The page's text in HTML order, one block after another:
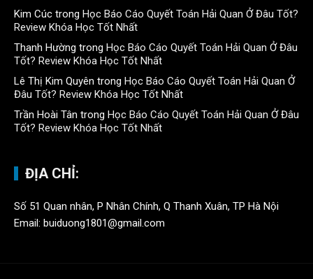
Kim Cúc trong Học Báo Cáo Quyết Toán Hải Quan Ở Đâu Tốt?
Review Khóa Học Tốt Nhất
Thanh Hường trong Học Báo Cáo Quyết Toán Hải Quan Ở Đâu
Tốt? Review Khóa Học Tốt Nhất
Lê Thị Kim Quyên trong Học Báo Cáo Quyết Toán Hải Quan Ở
Đâu Tốt? Review Khóa Học Tốt Nhất
Trần Hoài Tân trong Học Báo Cáo Quyết Toán Hải Quan Ở Đâu
Tốt? Review Khóa Học Tốt Nhất
ĐỊA CHỈ:
Số 51 Quan nhân, P Nhân Chính, Q Thanh Xuân, TP Hà Nội
Email: buiduong1801@gmail.com